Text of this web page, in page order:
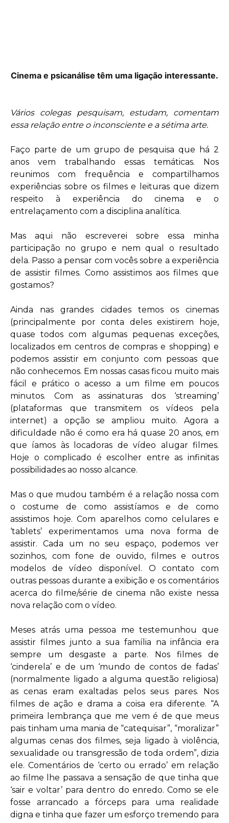
Cinema e psicanálise têm uma ligação interessante.
Vários colegas pesquisam, estudam, comentam
essa relação entre o inconsciente e a sétima arte.
Faço parte de um grupo de pesquisa que há 2
anos vem trabalhando essas temáticas. Nos
reunimos com frequência e compartilhamos
experiências sobre os filmes e leituras que dizem
respeito à experiência do cinema e o
entrelaçamento com a disciplina analítica.
Mas aqui não escreverei sobre essa minha
participação no grupo e nem qual o resultado
dela. Passo a pensar com vocês sobre a experiência
de assistir filmes. Como assistimos aos filmes que
gostamos?
Ainda nas grandes cidades temos os cinemas
(principalmente por conta deles existirem hoje,
quase todos com algumas pequenas exceções,
localizados em centros de compras e shopping) e
podemos assistir em conjunto com pessoas que
não conhecemos. Em nossas casas ficou muito mais
fácil e prático o acesso a um filme em poucos
minutos. Com as assinaturas dos ‘streaming’
(plataformas que transmitem os vídeos pela
internet) a opção se ampliou muito. Agora a
dificuldade não é como era há quase 20 anos, em
que íamos às locadoras de vídeo alugar filmes.
Hoje o complicado é escolher entre as infinitas
possibilidades ao nosso alcance.
Mas o que mudou também é a relação nossa com
o costume de como assistíamos e de como
assistimos hoje. Com aparelhos como celulares e
‘tablets’ experimentamos uma nova forma de
assistir. Cada um no seu espaço, podemos ver
sozinhos, com fone de ouvido, filmes e outros
modelos de vídeo disponível. O contato com
outras pessoas durante a exibição e os comentários
acerca do filme/série de cinema não existe nessa
nova relação com o vídeo.
Meses atrás uma pessoa me testemunhou que
assistir filmes junto a sua família na infância era
sempre um desgaste a parte. Nos filmes de
‘cinderela’ e de um ‘mundo de contos de fadas’
(normalmente ligado a alguma questão religiosa)
as cenas eram exaltadas pelos seus pares. Nos
filmes de ação e drama a coisa era diferente. “A
primeira lembrança que me vem é de que meus
pais tinham uma mania de “catequisar”, “moralizar”
algumas cenas dos filmes, seja ligado à violência,
sexualidade ou transgressão de toda ordem”, dizia
ele. Comentários de ‘certo ou errado’ em relação
ao filme lhe passava a sensação de que tinha que
‘sair e voltar’ para dentro do enredo. Como se ele
fosse arrancado a fórceps para uma realidade
digna e tinha que fazer um esforço tremendo para